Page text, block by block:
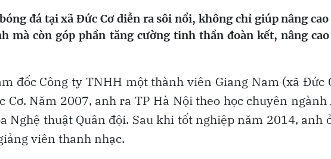
đá tại xã Đức Cơ diễn ra sôi nổi, không chỉ giúp nâng cao
mà còn góp phần tăng cường tinh thần đoàn kết, nâng
đốc Công ty TNHH một thành viên Giang Nam (xã Đức
Năm 2007, anh ra TP Hà Nội theo học chuyên ngành
Nghệ thuật Quân đội. Sau khi tốt nghiệp năm 2014, anh
viên thanh nhạc.